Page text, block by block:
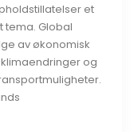
et
tema. Global
av økonomisk
og